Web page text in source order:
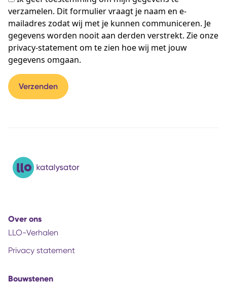
verzamelen. Dit formulier vraagt je naam en e-
mailadres zodat wij met je kunnen communiceren. Je
gegevens worden nooit aan derden verstrekt. Zie onze
privacy-statement om te zien hoe wij met jouw
gegevens omgaan.
Over ons
LLO-Verhalen
Privacy statement
Bouwstenen